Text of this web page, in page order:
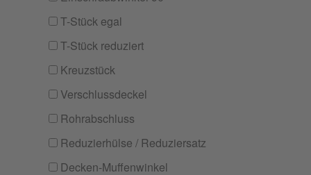
T-Stück egal
T-Stück reduziert
Kreuzstück
Verschlussdeckel
Rohrabschluss
Reduzierhülse / Reduziersatz
Decken-Muffenwinkel